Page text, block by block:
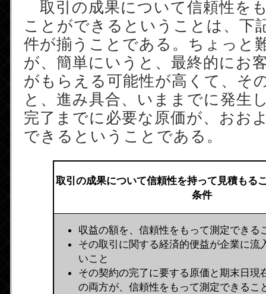
取引の成果について信頼性を
ことができるということは、下
件が揃うことである。ちょっと
が、簡単にいうと、最終的にお
がもらえる可能性が高くて、そ
と、進み具合、いままでに発生
完了までに必要な原価が、おお
できるということである。
取引の成果について信頼性を持って見積もる
条件
収益の額を、信頼性をもって測定できる
その取引に関する経済的便益が企業に流
いこと
その契約の完了に要する原価と期末日現
の両方が、信頼性をもって測定できるこ